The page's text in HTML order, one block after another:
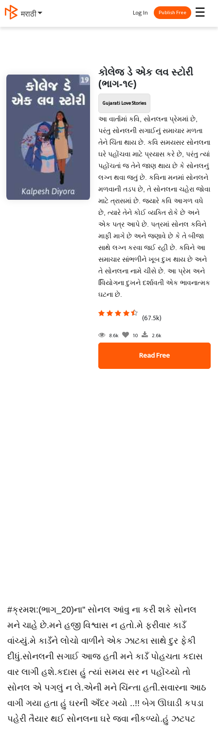
मराठी ☰
Log In Publish Free
કોલેજ ડે એક લવ સ્ટોરી
(ભાગ-૧૯)
Gujarati Love Stories
આ વાર્તામાં કવિ, સોનલના પ્રેમમાં છે,
પરંતુ સોનલની સગાઈનું સમાચાર મળતા
તેને ચિંતા થાય છે. કવિ સમયસર સોનલના
ઘરે પહોંચવા માટે પ્રયાસ કરે છે, પરંતુ ત્યાં
પહોંચતાં જ તેને જાણ થાય છે કે સોનલનું
લગ્ન થવા જતું છે. કવિના મનમાં સોનલને
મળવાની તડપ છે, તે સોનલના ચહેરા જોવા
માટે ત્રાસમાં છે. જ્યારે કવિ આગળ વધે
છે, ત્યારે તેને કોઈ વ્યક્તિ રોકે છે અને
એક પત્ર આપે છે. પત્રમાં સોનલ કવિને
માફી માગે છે અને જણાવે છે કે તે બીજા
સાથે લગ્ન કરવા જઈ રહી છે. કવિને આ
સમાચાર સાંભળીને ખૂબ દુખ થાય છે અને
તે સોનલના નામે ચીસે છે. આ પ્રેમ અને
વિિયોગના દુખને દર્શાવતી એક ભાવનાત્મક
ઘટના છે.
(67.5k)
8.6k 10 2.6k
Read Free
#ક્રમશ:(ભાગ_20)ના'' સોનલ આંવુ ના કરી શકે સોનલ
મને ચાહે છે.મને હજી વિશ્વાસ ન હતો.મે ફરીવાર કાડઁ
વાંચ્યું.મે કાડઁને લોચો વાળીને એક ઝાટકા સાથે દુર ફેકી
દીધું.સોનલની સગાઈ આજ હતી મને કાડઁ પોહચતા કદાસ
વાર લાગી હશે.કદાસ હું ત્યાં સમય સર ન પહોંચ્યો તો
સોનલ એ પગલું ન લે.એની મને ચિંન્તા હતી.સવારના આઠ
વાગી ગયા હતા હું ઘરની અઁદર ગયો ..!! બેગ ઊઘાડી કપડા
પહેરી તૈયાર થઈ સોનલના ઘરે જવા નીકળ્યો.હું ઝટપટ